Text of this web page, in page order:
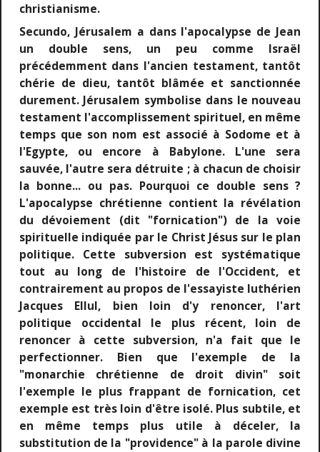
christianisme.
Secundo, Jérusalem a dans l'apocalypse de Jean
un double sens, un peu comme Israël
précédemment dans l'ancien testament, tantôt
chérie de dieu, tantôt blâmée et sanctionnée
durement. Jérusalem symbolise dans le nouveau
testament l'accomplissement spirituel, en même
temps que son nom est associé à Sodome et à
l'Egypte, ou encore à Babylone. L'une sera
sauvée, l'autre sera détruite ; à chacun de choisir
la bonne... ou pas. Pourquoi ce double sens ?
L'apocalypse chrétienne contient la révélation
du dévoiement (dit "fornication") de la voie
spirituelle indiquée par le Christ Jésus sur le plan
politique. Cette subversion est systématique
tout au long de l'histoire de l'Occident, et
contrairement au propos de l'essayiste luthérien
Jacques Ellul, bien loin d'y renoncer, l'art
politique occidental le plus récent, loin de
renoncer à cette subversion, n'a fait que le
perfectionner. Bien que l'exemple de la
"monarchie chrétienne de droit divin" soit
l'exemple le plus frappant de fornication, cet
exemple est très loin d'être isolé. Plus subtile, et
en même temps plus utile à déceler, la
substitution de la "providence" à la parole divine